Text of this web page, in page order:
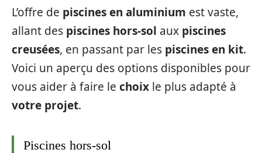
L’offre de piscines en aluminium est vaste,
allant des piscines hors-sol aux piscines
creusées, en passant par les piscines en kit.
Voici un aperçu des options disponibles pour
vous aider à faire le choix le plus adapté à
votre projet.
Piscines hors-sol